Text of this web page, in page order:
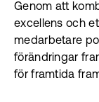
Genom att
excellens och
medarbetare
förändringar
för framtida